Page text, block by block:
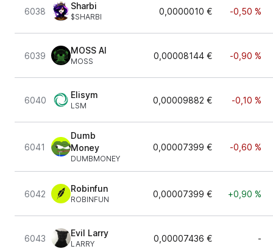
6038
Sharbi
$SHARBI
0,0000010 € -0,50 %
6039
MOSS AI
MOSS
0,00008144 € -0,90 %
6040
Elisym
LSM
0,00009882 € -0,10 %
6041
Dumb
Money
DUMBMONEY
0,00007399 € -0,60 %
6042
Robinfun
ROBINFUN
0,00007399 € +0,90 %
6043
Evil Larry
LARRY
0,00007436 € -